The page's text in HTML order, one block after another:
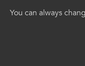
gwcis.
You can always